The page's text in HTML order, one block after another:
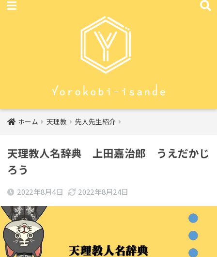
ホーム 天理教 先人先生紹介
天理教人名辞典 上田嘉治郎 うえだかじ
ろう
2022年8月4日 2022年8月24日